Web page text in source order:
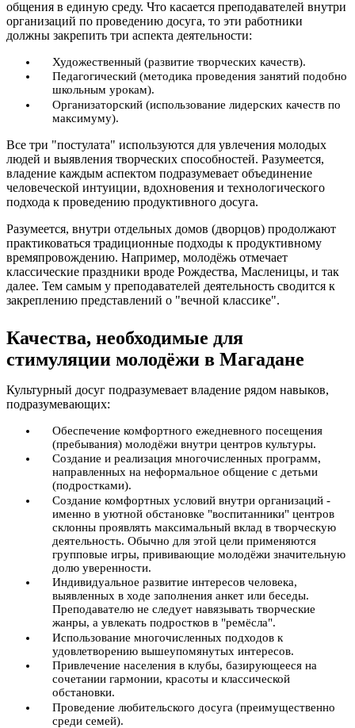
общения в единую среду. Что касается преподавателей внутри
организаций по проведению досуга, то эти работники
должны закрепить три аспекта деятельности:
Художественный (развитие творческих качеств).
Педагогический (методика проведения занятий подобно
школьным урокам).
Организаторский (использование лидерских качеств по
максимуму).
Все три "постулата" используются для увлечения молодых
людей и выявления творческих способностей. Разумеется,
владение каждым аспектом подразумевает объединение
человеческой интуиции, вдохновения и технологического
подхода к проведению продуктивного досуга.
Разумеется, внутри отдельных домов (дворцов) продолжают
практиковаться традиционные подходы к продуктивному
времяпровождению. Например, молодёжь отмечает
классические праздники вроде Рождества, Масленицы, и так
далее. Тем самым у преподавателей деятельность сводится к
закреплению представлений о "вечной классике".
Качества, необходимые для
стимуляции молодёжи в Магадане
Культурный досуг подразумевает владение рядом навыков,
подразумевающих:
Обеспечение комфортного ежедневного посещения
(пребывания) молодёжи внутри центров культуры.
Создание и реализация многочисленных программ,
направленных на неформальное общение с детьми
(подростками).
Создание комфортных условий внутри организаций -
именно в уютной обстановке "воспитанники" центров
склонны проявлять максимальный вклад в творческую
деятельность. Обычно для этой цели применяются
групповые игры, прививающие молодёжи значительную
долю уверенности.
Индивидуальное развитие интересов человека,
выявленных в ходе заполнения анкет или беседы.
Преподавателю не следует навязывать творческие
жанры, а увлекать подростков в "ремёсла".
Использование многочисленных подходов к
удовлетворению вышеупомянутых интересов.
Привлечение населения в клубы, базирующееся на
сочетании гармонии, красоты и классической
обстановки.
Проведение любительского досуга (преимущественно
среди семей).